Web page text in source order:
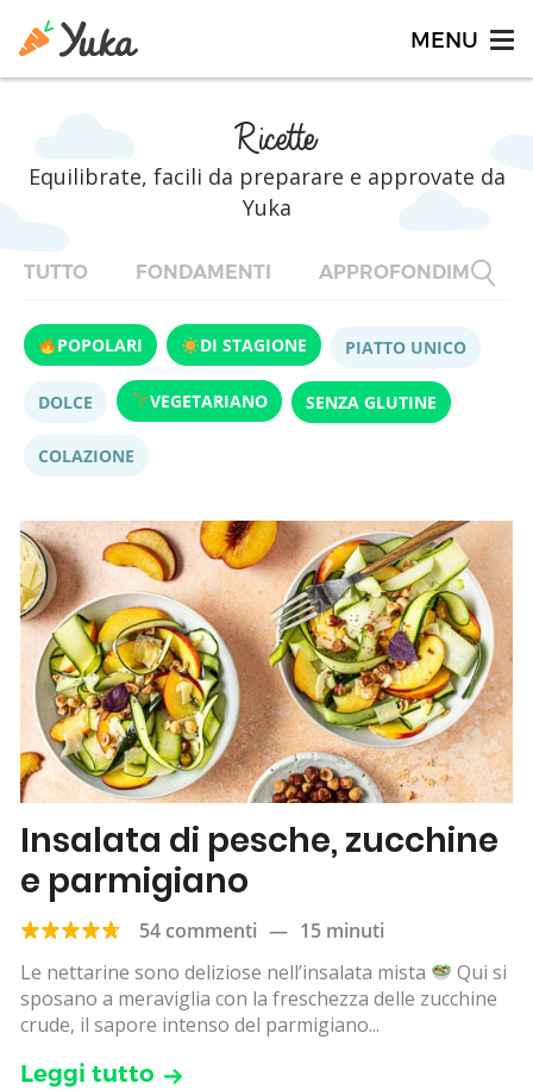
Ricette
Equilibrate, facili da preparare e approvate da
Yuka
TUTTO FONDAMENTI APPROFONDIMENTI
POPOLARI DI STAGIONE PIATTO UNICO
DOLCE VEGETARIANO SENZA GLUTINE
COLAZIONE
Insalata di pesche, zucchine
e parmigiano
54 commenti — 15 minuti
Le nettarine sono deliziose nell’insalata mista
Qui si
sposano a meraviglia con la freschezza delle zucchine
crude, il sapore intenso del parmigiano...
Leggi tutto